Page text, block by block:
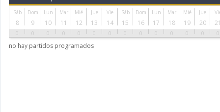
Sáb
8
0
Dom
9
0
Lun
10
0
Mar
11
0
Mié
12
0
Jue
13
0
Vie
14
0
Sáb
15
0
Dom
16
0
Lun
17
0
Mar
18
0
Mié
19
0
Jue
20
0 0
no hay partidos programados